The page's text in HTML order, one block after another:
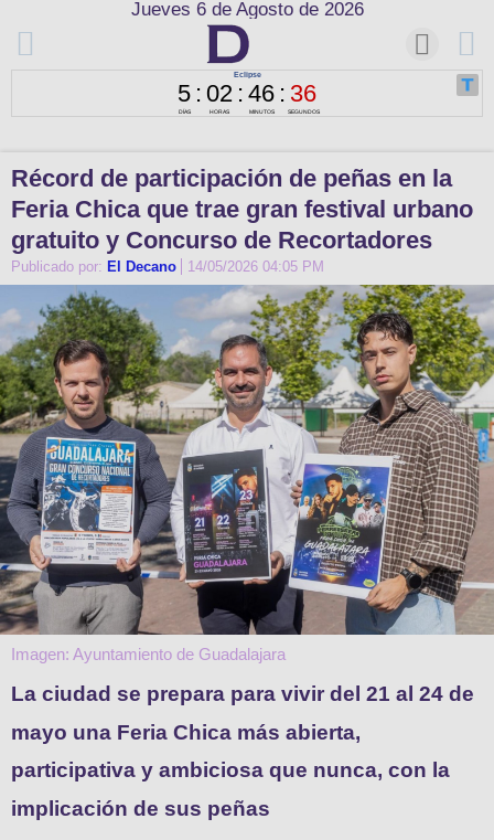
Jueves 6 de Agosto de 2026
Récord de participación de peñas en la
Feria Chica que trae gran festival urbano
gratuito y Concurso de Recortadores
Publicado por: El Decano 14/05/2026 04:05 PM
Imagen: Ayuntamiento de Guadalajara
La ciudad se prepara para vivir del 21 al 24 de
mayo una Feria Chica más abierta,
participativa y ambiciosa que nunca, con la
implicación de sus peñas